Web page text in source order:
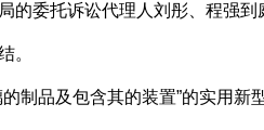
的委托诉讼代理人刘彤、程强
。
品及包含其的装置”的实用新